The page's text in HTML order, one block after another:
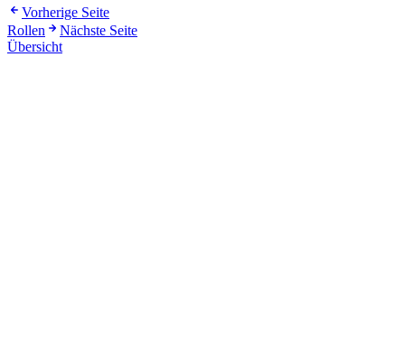
Vorherige Seite
Rollen
Nächste Seite
Übersicht